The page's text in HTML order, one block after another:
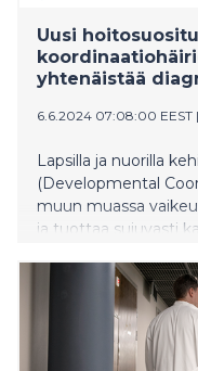
Uusi
yhtenäistää
6.6.2024 07:08:00 EEST |
Lapsilla ja nuorilla
(Developmental
muun muassa
ja tuottaa sujuvasti
suositus on laadittu
antaa eväitä lasten
sekä yhtenäistää